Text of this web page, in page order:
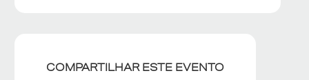
COMPARTILHAR ESTE EVENTO